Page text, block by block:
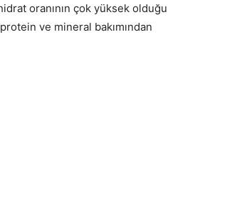
oranının çok yüksek olduğu
ve mineral bakımından